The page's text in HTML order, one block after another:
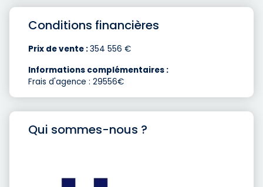
Conditions financières
Prix de vente :354 556 €
Informations complémentaires :
Frais d'agence : 29556€
Qui sommes-nous ?